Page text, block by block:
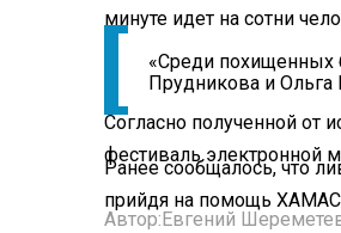
минуте идет на сотни
«Среди похищенных
Прудникова и Ольга
Согласно полученной от
фестиваль электронной
Ранее сообщалось, что
прийдя на помощь
Автор: Евгений